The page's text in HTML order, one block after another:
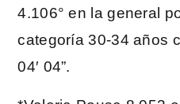
4.106° en la general
categoría 30-34 años
04′ 04”.